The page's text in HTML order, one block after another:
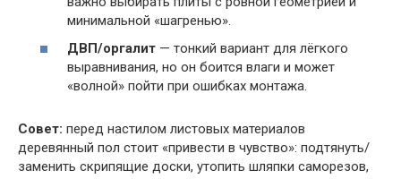
минимальной «шагренью».
ДВП/оргалит — тонкий вариант для лёгкого
выравнивания, но он боится влаги и может
«волной» пойти при ошибках монтажа.
Совет: перед настилом листовых материалов
деревянный пол стоит «привести в чувство»: подтянуть/
заменить скрипящие доски, утопить шляпки саморезов,